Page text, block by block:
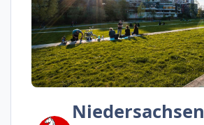
Niedersachsen